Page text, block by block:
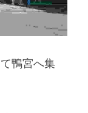
鴨宮へ集